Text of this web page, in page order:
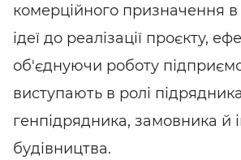
комерційного призначення в
ідеї до реалізації проєкту,
об'єднуючи роботу
виступають в ролі
генпідрядника, замовника й
будівництва.